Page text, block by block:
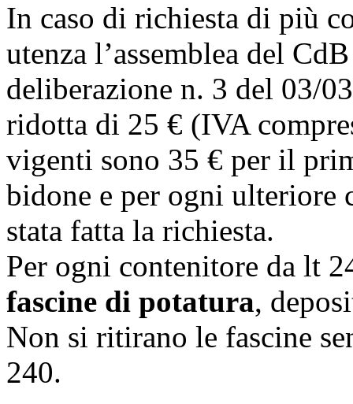
In caso di richiesta di più
utenza l’assemblea del
deliberazione n. 3 del 03/
ridotta di 25 € (IVA
vigenti sono 35 € per il
bidone e per ogni ulteriore
stata fatta la richiesta.
Per ogni contenitore da lt
fascine di potatura,
Non si ritirano le fascine
240.